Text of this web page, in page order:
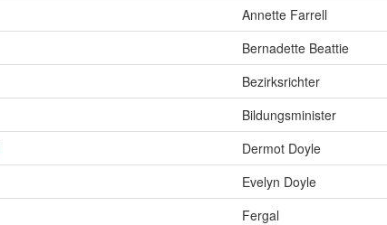
Annette Farrell
Bernadette Beattie
Bezirksrichter
Bildungsminister
Dermot Doyle
Evelyn Doyle
Fergal